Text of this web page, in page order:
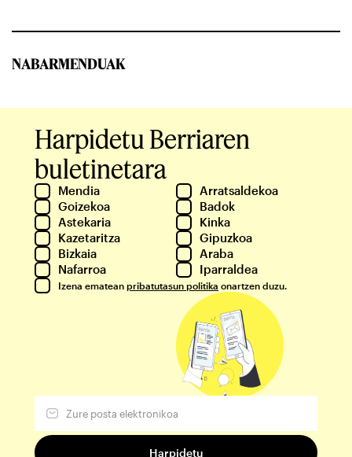
NABARMENDUAK
Harpidetu Berriaren
buletinetara
Mendia
Arratsaldekoa
Goizekoa
Badok
Astekaria
Kinka
Kazetaritza
Gipuzkoa
Bizkaia
Araba
Nafarroa
Iparraldea
Izena ematean pribatutasun politika onartzen duzu.